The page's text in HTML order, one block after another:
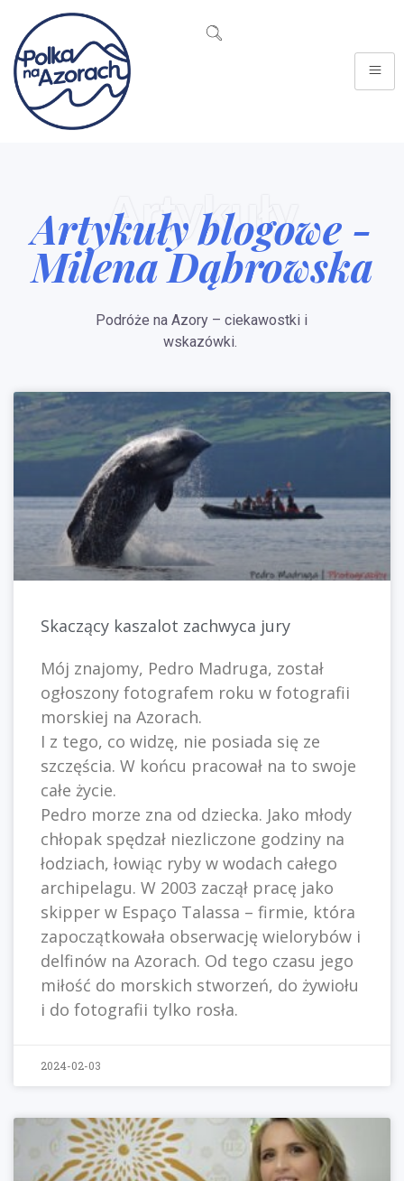
Artykuły
Artykuły blogowe -
Milena Dąbrowska
Podróże na Azory – ciekawostki i
wskazówki.
Skaczący kaszalot zachwyca jury
Mój znajomy, Pedro Madruga, został
ogłoszony fotografem roku w fotografii
morskiej na Azorach.
I z tego, co widzę, nie posiada się ze
szczęścia. W końcu pracował na to swoje
całe życie.
Pedro morze zna od dziecka. Jako młody
chłopak spędzał niezliczone godziny na
łodziach, łowiąc ryby w wodach całego
archipelagu. W 2003 zaczął pracę jako
skipper w Espaço Talassa – firmie, która
zapoczątkowała obserwację wielorybów i
delfinów na Azorach. Od tego czasu jego
miłość do morskich stworzeń, do żywiołu
i do fotografii tylko rosła.
2024-02-03